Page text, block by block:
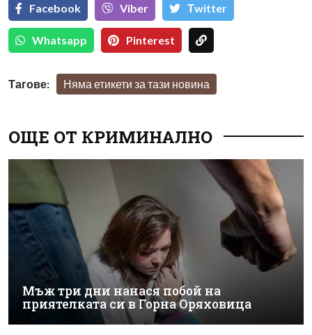
Facebook Viber Тwitter
Whatsapp Pinterest
Тагове: Няма етикети за тази новина
ОЩЕ ОТ КРИМИНАЛНО
Мъж три дни нанася побой на
приятелката си в Горна Оряховица